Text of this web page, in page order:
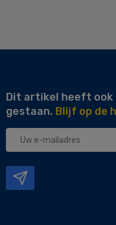
Dit artikel heeft ook
gestaan. Blijf op de
Uw